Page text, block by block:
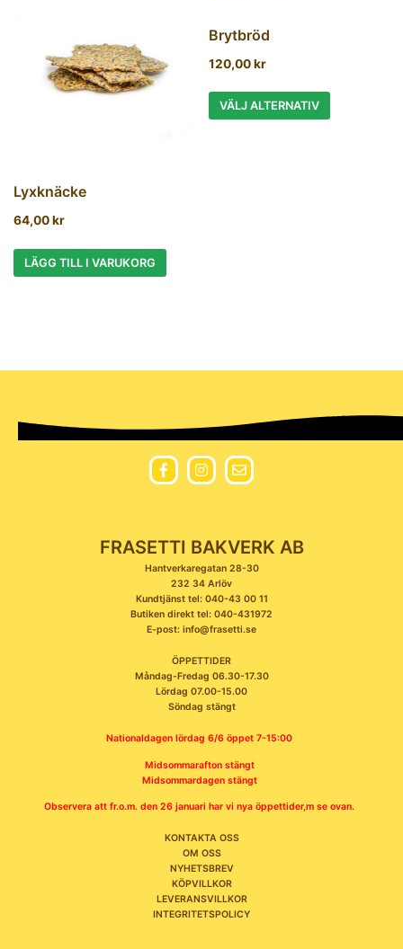
Lyxknäcke
64,00kr
LÄGG TILL I VARUKORG
Brytbröd
120,00kr
VÄLJ ALTERNATIV
FRASETTI BAKVERK AB
Hantverkaregatan 28-30
232 34 Arlöv
Kundtjänst tel: 040-43 00 11
Butiken direkt tel: 040-431972
E-post: info@frasetti.se
ÖPPETTIDER
Måndag-Fredag 06.30-17.30
Lördag 07.00-15.00
Söndag stängt
Nationaldagen lördag 6/6 öppet 7-15:00
Midsommarafton stängt
Midsommardagen stängt
Observera att fr.o.m. den 26 januari har vi nya öppettider,m se ovan.
KONTAKTA OSS
OM OSS
NYHETSBREV
KÖPVILLKOR
LEVERANSVILLKOR
INTEGRITETSPOLICY